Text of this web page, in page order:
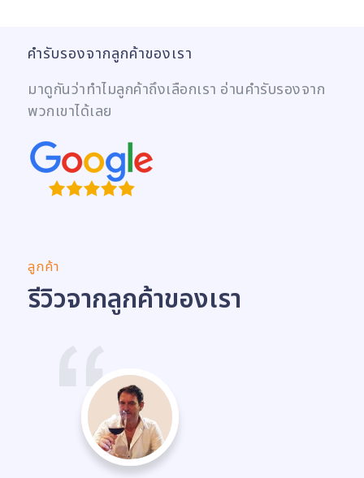
คำรับรองจากลูกค้าของเรา
มาดูกันว่าทำไมลูกค้าถึงเลือกเรา อ่านคำรับรองจาก
พวกเขาได้เลย
ลูกค้า
รีวิวจากลูกค้าของเรา